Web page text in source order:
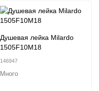
Душевая лейка Milardo
1505F10M18
146947
Много